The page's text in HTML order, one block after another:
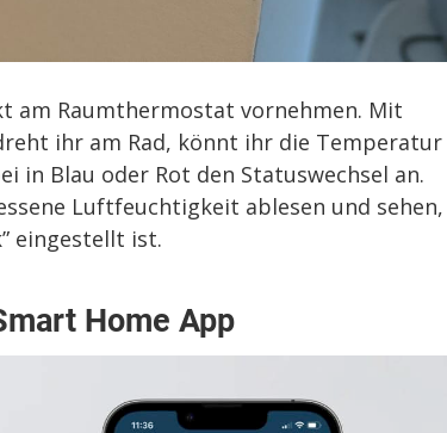
am Raumthermostat vornehmen. Mit
ihr am Rad, könnt ihr die Temperatur
in Blau oder Rot den Statuswechsel an.
Luftfeuchtigkeit ablesen und sehen,
eingestellt ist.
Home App